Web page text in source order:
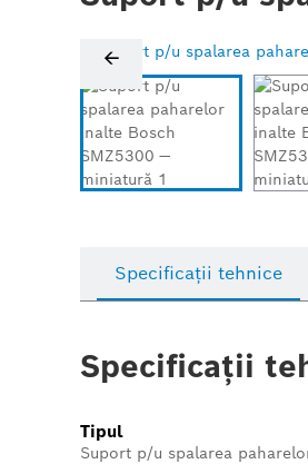
Specificații tehnice
Specificații
Tipul
Suport p/u spalarea